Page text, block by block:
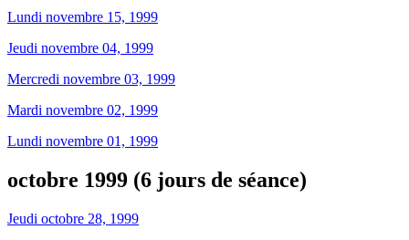
Lundi novembre 15, 1999
Jeudi novembre 04, 1999
Mercredi novembre 03, 1999
Mardi novembre 02, 1999
Lundi novembre 01, 1999
octobre 1999 (6 jours de séance)
Jeudi octobre 28, 1999